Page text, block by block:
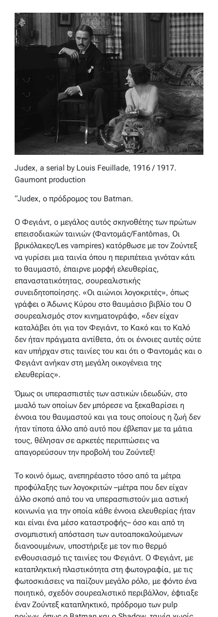
Judex, a serial by Louis Feuillade, 1916 / 1917.
Gaumont production
“Judex, ο πρόδρομος του Batman.
Ο Φεγιάντ, ο μεγάλος αυτός σκηνοθέτης των πρώτων
επεισοδιακών ταινιών (Φαντομάς/Fantômas, Οι
βρικόλακες/Les vampires) κατόρθωσε με τον Ζούντεξ
να γυρίσει μια ταινία όπου η περιπέτεια γινόταν κάτι
το θαυμαστό, έπαιρνε μορφή ελευθερίας,
επαναστατικότητας, σουρεαλιστικής
συνειδητοποίησης. «Οι αιώνιοι λογοκριτές», όπως
γράφει ο Άδωνις Κύρου στο θαυμάσιο βιβλίο του Ο
σουρεαλισμός στον κινηματογράφο, «δεν είχαν
καταλάβει ότι για τον Φεγιάντ, το Κακό και το Καλό
δεν ήταν πράγματα αντίθετα, ότι οι έννοιες αυτές ούτε
καν υπήρχαν στις ταινίες του και ότι ο Φαντομάς και ο
Φεγιάντ ανήκαν στη μεγάλη οικογένεια της
ελευθερίας».
Όμως οι υπερασπιστές των αστικών ιδεωδών, στο
μυαλό των οποίων δεν μπόρεσε να ξεκαθαρίσει η
έννοια του θαυμαστού και για τους οποίους η ζωή δεν
ήταν τίποτα άλλο από αυτό που έβλεπαν με τα μάτια
τους, θέλησαν σε αρκετές περιπτώσεις να
απαγορεύσουν την προβολή του Ζούντεξ!
Το κοινό όμως, ανεπηρέαστο τόσο από τα μέτρα
προφύλαξης των λογοκριτών –μέτρα που δεν είχαν
άλλο σκοπό από του να υπερασπιστούν μια αστική
κοινωνία για την οποία κάθε έννοια ελευθερίας ήταν
και είναι ένα μέσο καταστροφής– όσο και από τη
σνομπιστική απόσταση των αυτοαποκαλούμενων
διανοουμένων, υποστήριξε με τον πιο θερμό
ενθουσιασμό τις ταινίες του Φεγιάντ. Ο Φεγιάντ, με
καταπληκτική πλαστικότητα στη φωτογραφία, με τις
φωτοσκιάσεις να παίζουν μεγάλο ρόλο, με φόντο ένα
ποιητικό, σχεδόν σουρεαλιστικό περιβάλλον, έφτιαξε
έναν Ζούντεξ καταπληκτικό, πρόδρομο των pulp